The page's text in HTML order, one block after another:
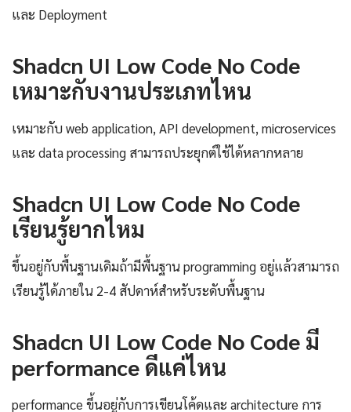
และ Deployment
Shadcn UI Low Code No Code
เหมาะกับงานประเภทไหน
เหมาะกับ web application, API development, microservices
และ data processing สามารถประยุกต์ใช้ได้หลากหลาย
Shadcn UI Low Code No Code
เรียนรู้ยากไหม
ขึ้นอยู่กับพื้นฐานเดิมถ้ามีพื้นฐาน programming อยู่แล้วสามารถ
เรียนรู้ได้ภายใน 2-4 สัปดาห์สำหรับระดับพื้นฐาน
Shadcn UI Low Code No Code มี
performance ดีแค่ไหน
performance ขึ้นอยู่กับการเขียนโค้ดและ architecture การ